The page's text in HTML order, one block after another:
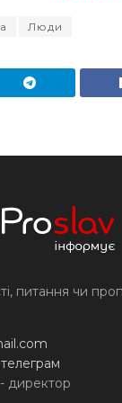
Люди
питання чи
- директор